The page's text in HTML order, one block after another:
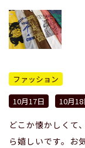
ファッション
10月17日
10月18
どこか懐かしくて
ら嬉しいです。お